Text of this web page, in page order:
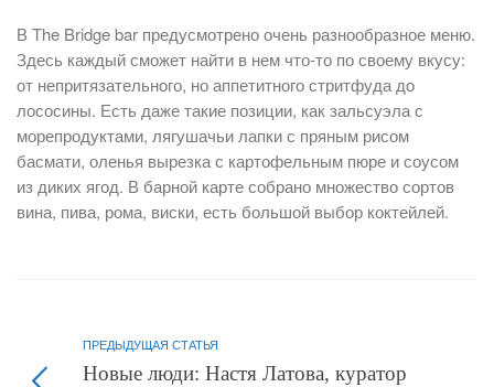
В The Bridge bar предусмотрено очень разнообразное меню.
Здесь каждый сможет найти в нем что-то по своему вкусу:
от непритязательного, но аппетитного стритфуда до
лососины. Есть даже такие позиции, как зальсуэла с
морепродуктами, лягушачьи лапки с пряным рисом
басмати, оленья вырезка с картофельным пюре и соусом
из диких ягод. В барной карте собрано множество сортов
вина, пива, рома, виски, есть большой выбор коктейлей.
ПРЕДЫДУЩАЯ СТАТЬЯ
Новые люди: Настя Латова, куратор